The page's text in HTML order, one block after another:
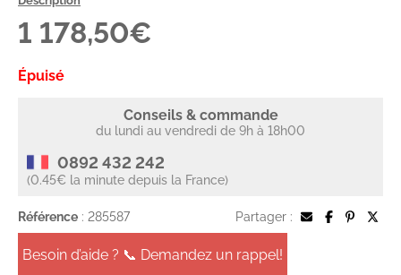
1 178,50€
Épuisé
Conseils & commande
du lundi au vendredi de 9h à 18h00
0892 432 242
(0.45€ la minute depuis la France)
Référence : 285587 Partager :
Besoin d’aide ? 📞 Demandez un rappel!